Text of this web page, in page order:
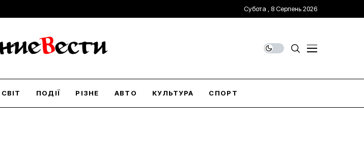
Субота , 8 Серпень 2026
СВІТ ПОДІЇ РІЗНЕ АВТО КУЛЬТУРА СПОРТ